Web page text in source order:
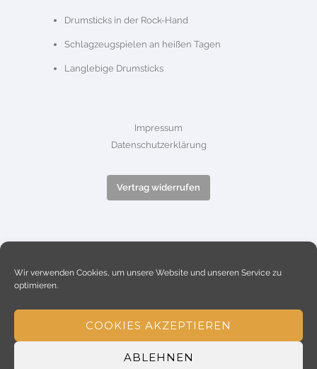
Wir verwenden Cookies, um unsere Website und unseren Service zu
optimieren.
COOKIES AKZEPTIEREN
ABLEHNEN
Drumsticks in der Rock-Hand
Schlagzeugspielen an heißen Tagen
Langlebige Drumsticks
Impressum
Datenschutzerklärung
Vertrag widerrufen